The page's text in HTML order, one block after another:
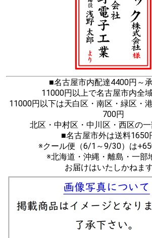
■名古屋市内配達4400円～
11000円以上で名古屋市内全
11000円以下は天白区・南区・緑区・
700円
北区・中村区・中川区・西区の
■名古屋市外は送料1650
※クール便（6/1～9/30）は
※北海道・沖縄・離島・一部
お届けはいたしかねます